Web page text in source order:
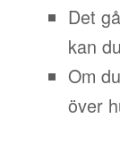
Det
kan
Om
över